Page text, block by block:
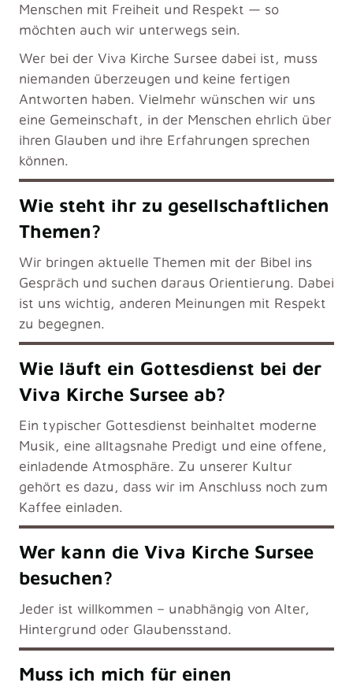
Menschen mit Freiheit und Respekt — so
möchten auch wir unterwegs sein.
Wer bei der Viva Kirche Sursee dabei ist, muss
niemanden überzeugen und keine fertigen
Antworten haben. Vielmehr wünschen wir uns
eine Gemeinschaft, in der Menschen ehrlich über
ihren Glauben und ihre Erfahrungen sprechen
können.
Wie steht ihr zu gesellschaftlichen
Themen?
Wir bringen aktuelle Themen mit der Bibel ins
Gespräch und suchen daraus Orientierung. Dabei
ist uns wichtig, anderen Meinungen mit Respekt
zu begegnen.
Wie läuft ein Gottesdienst bei der
Viva Kirche Sursee ab?
Ein typischer Gottesdienst beinhaltet moderne
Musik, eine alltagsnahe Predigt und eine offene,
einladende Atmosphäre. Zu unserer Kultur
gehört es dazu, dass wir im Anschluss noch zum
Kaffee einladen.
Wer kann die Viva Kirche Sursee
besuchen?
Jeder ist willkommen – unabhängig von Alter,
Hintergrund oder Glaubensstand.
Muss ich mich für einen